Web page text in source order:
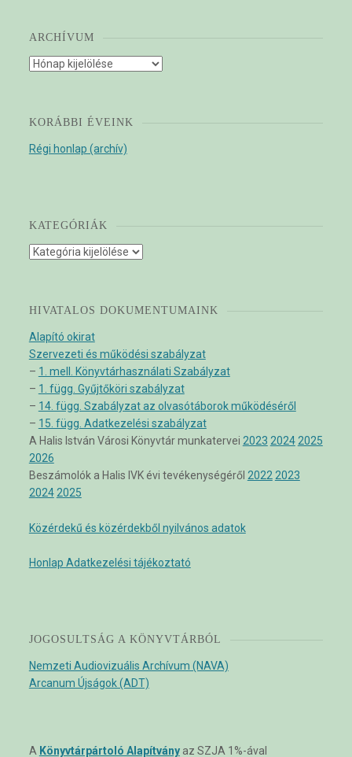
ARCHÍVUM
Archívum
KORÁBBI ÉVEINK
Régi honlap (archív)
KATEGÓRIÁK
Kategóriák
HIVATALOS DOKUMENTUMAINK
Alapító okirat
Szervezeti és működési szabályzat
– 1. mell. Könyvtárhasználati Szabályzat
– 1. függ. Gyűjtőköri szabályzat
– 14. függ. Szabályzat az olvasótáborok működéséről
– 15. függ. Adatkezelési szabályzat
A Halis István Városi Könyvtár munkatervei 2023 2024 2025
2026
Beszámolók a Halis IVK évi tevékenységéről 2022 2023
2024 2025
Közérdekű és közérdekből nyilvános adatok
Honlap Adatkezelési tájékoztató
JOGOSULTSÁG A KÖNYVTÁRBÓL
Nemzeti Audiovizuális Archívum (NAVA)
Arcanum Újságok (ADT)
A Könyvtárpártoló Alapítványaz SZJA 1%-ával